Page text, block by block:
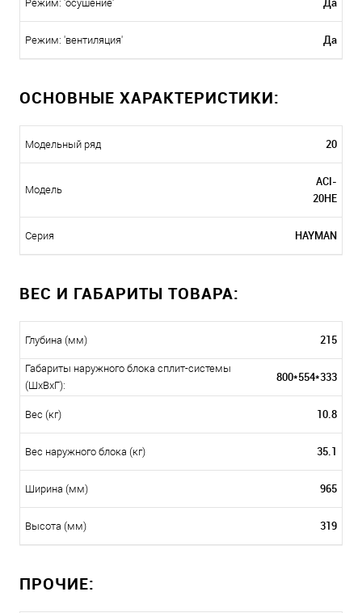
Режим: 'осушение'
Режим: 'вентиляция' Да
ОСНОВНЫЕ ХАРАКТЕРИСТИКИ:
Модельный ряд 20
Модель
ACI-
20HE
Серия HAYMAN
ВЕС И ГАБАРИТЫ ТОВАРА:
Глубина (мм) 215
Габариты наружного блока сплит-системы
(ШxВxГ):
800*554*333
Вес (кг) 10.8
Вес наружного блока (кг) 35.1
Ширина (мм) 965
Высота (мм) 319
ПРОЧИЕ: